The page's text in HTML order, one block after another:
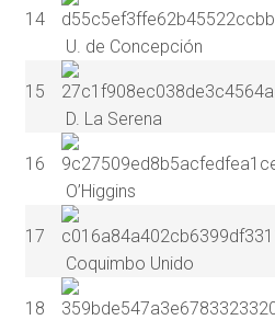
14
U. de Concepción
15
D. La Serena
16
O’Higgins
17
Coquimbo Unido
18